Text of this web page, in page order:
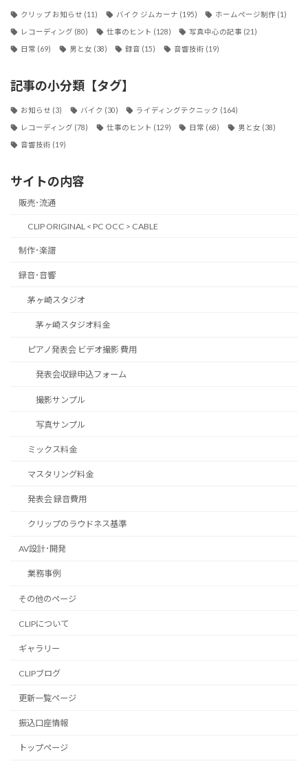
クリップ お知らせ (11) バイク ジムカーナ (195) ホームページ制作 (1)
レコーディング (80) 仕事のヒント (128) 写真中心の記事 (21)
日常 (69) 男と女 (38) 録音 (15) 音響技術 (19)
記事の小分類【タグ】
お知らせ (3) バイク (30) ライディングテクニック (164)
レコーディング (78) 仕事のヒント (129) 日常 (68) 男と女 (38)
音響技術 (19)
サイトの内容
販売･流通
CLIP ORIGINAL < PC OCC > CABLE
制作･楽譜
録音･音響
茅ヶ崎スタジオ
茅ヶ崎スタジオ料金
ピアノ発表会 ビデオ撮影 費用
発表会収録申込フォーム
撮影サンプル
写真サンプル
ミックス料金
マスタリング料金
発表会 録音費用
クリップのラウドネス基準
AV設計･開発
業務事例
その他のページ
CLIPについて
ギャラリー
CLIPブログ
更新一覧ページ
振込口座情報
トップページ